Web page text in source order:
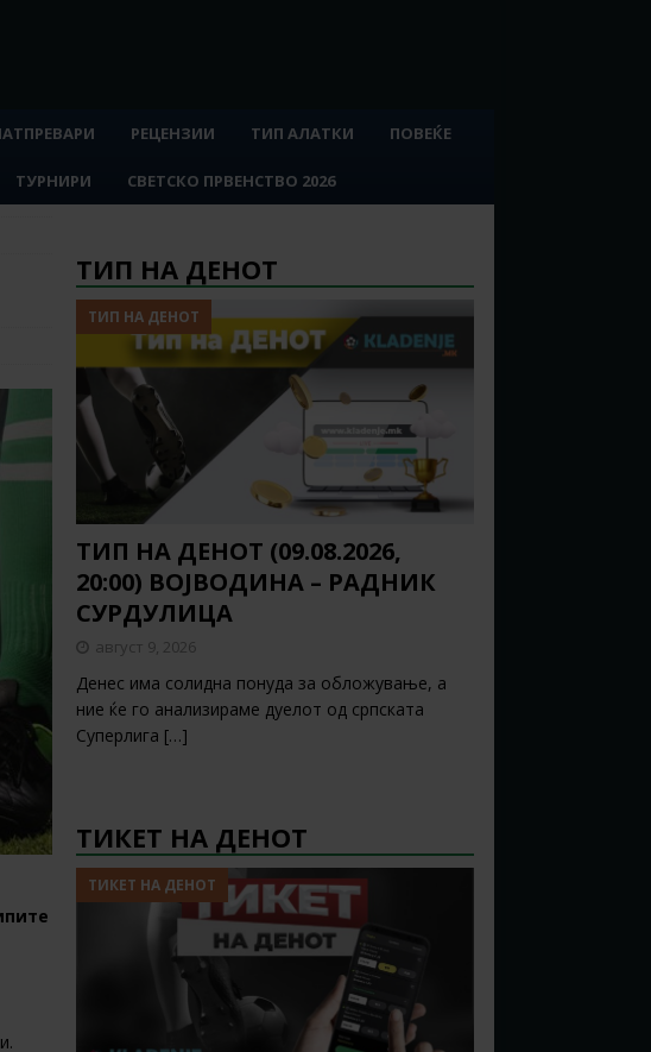
РЕЦЕНЗИИ ТИП АЛАТКИ ПОВЕЌЕ
ТУРНИРИ СВЕТСКО ПРВЕНСТВО 2026
ТИП НА ДЕНОТ
ТИП НА ДЕНОТ
ТИП НА ДЕНОТ (09.08.2026,
20:00) ВОЈВОДИНА – РАДНИК
СУРДУЛИЦА
август 9, 2026
Денес има солидна понуда за обложување, а
ние ќе го анализираме дуелот од српската
Суперлига […]
ТИКЕТ НА ДЕНОТ
ТИКЕТ НА ДЕНОТ